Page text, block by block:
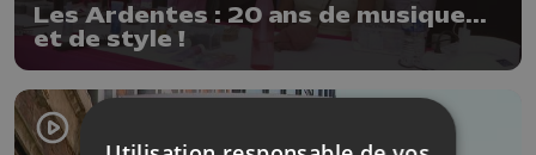
Les Ardentes : 20 ans de musique...
et de style !